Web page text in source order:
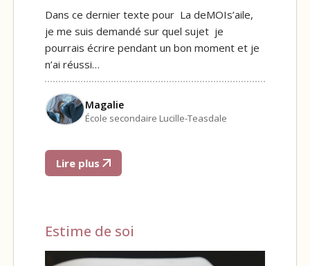
Dans ce dernier texte pour La deMOIs’aile,
je me suis demandé sur quel sujet je
pourrais écrire pendant un bon moment et je
n’ai réussi…
Magalie
École secondaire Lucille-Teasdale
Lire plus
Estime de soi